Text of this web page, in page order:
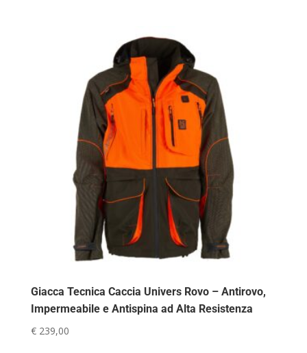
€ 245,00.
Giacca Tecnica Caccia Univers Rovo – Antirovo,
Impermeabile e Antispina ad Alta Resistenza
€239,00